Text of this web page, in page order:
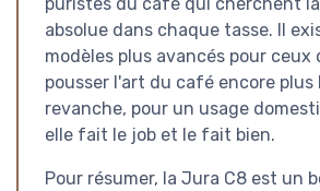
absolue dans chaque tasse. Il
modèles plus avancés pour ceux
pousser l'art du café encore plus
revanche, pour un usage
elle fait le job et le fait bien.
Pour résumer, la Jura C8 est un